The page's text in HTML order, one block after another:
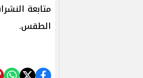
متابعة
الطقس.